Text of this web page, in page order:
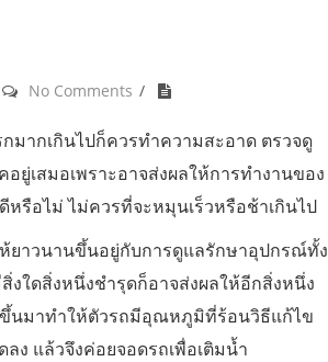
No Comments
มากเกินไปก็ควรทำความสะอาด ตรวจดู
ยู่เสมอเพราะอาจส่งผลให้การทำงานของ
รือไม่ ไม่ควรที่จะหมุนเร็วหรือช้าเกินไป
ยาวนานขึ้นอยู่กับการดูแลรักษาอุปกรณ์ทั้ง
งใดสิ่งหนึ่งชำรุดก็อาจส่งผลให้อีกสิ่งหนึ่ง
ขึ้นมาทำให้ตัวรถมีอุณหภูมิที่ร้อนวิธีแก้ไข
ง แล้วจึงค่อยจอดรถเพื่อเติมน้ำ